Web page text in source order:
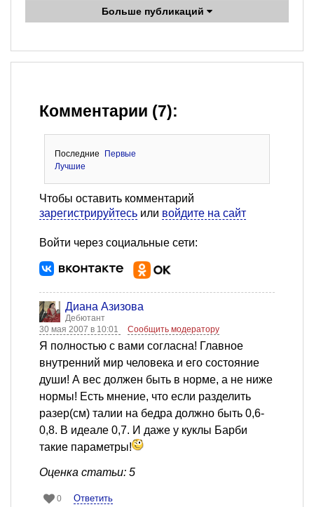
Больше публикаций
Комментарии (7):
Последние
Первые
Лучшие
Чтобы оставить комментарий
зарегистрируйтесь или войдите на сайт
Войти через социальные сети:
Диана Азизова
Дебютант
30 мая 2007 в 10:01
Сообщить модератору
Я полностью с вами согласна! Главное
внутренний мир человека и его состояние
души! А вес должен быть в норме, а не ниже
нормы! Есть мнение, что если разделить
разер(см) талии на бедра должно быть 0,6-
0,8. В идеале 0,7. И даже у куклы Барби
такие параметры!
Оценка статьи: 5
0 Ответить